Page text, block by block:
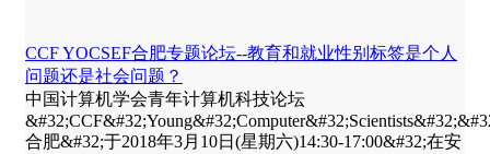
CCF YOCSEF合肥专题论坛--教育和就业性别标签是个人
问题还是社会问题？
中国计算机学会青年计算机科技论坛
合肥&#32;于2018年3月10日(星期六)14:30-17:00&#32;在安